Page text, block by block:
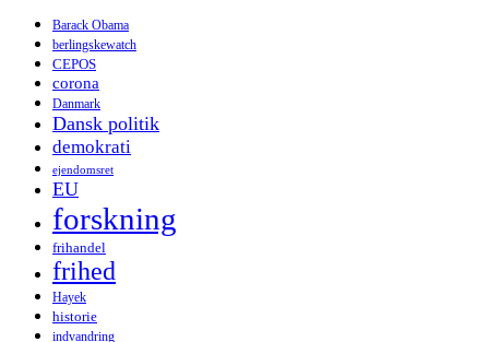
Barack Obama
berlingskewatch
CEPOS
corona
Danmark
Dansk politik
demokrati
ejendomsret
EU
forskning
frihandel
frihed
Hayek
historie
indvandring